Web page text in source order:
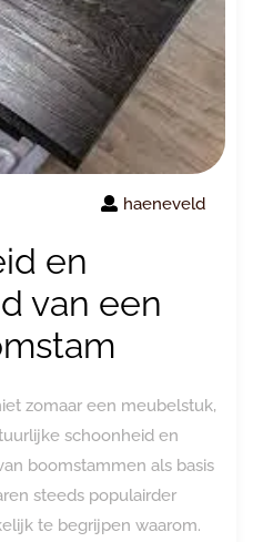
haeneveld
en
van een
zomaar een meubelstuk,
schoonheid en
boomstammen als basis
steeds populairder
te begrijpen waarom.